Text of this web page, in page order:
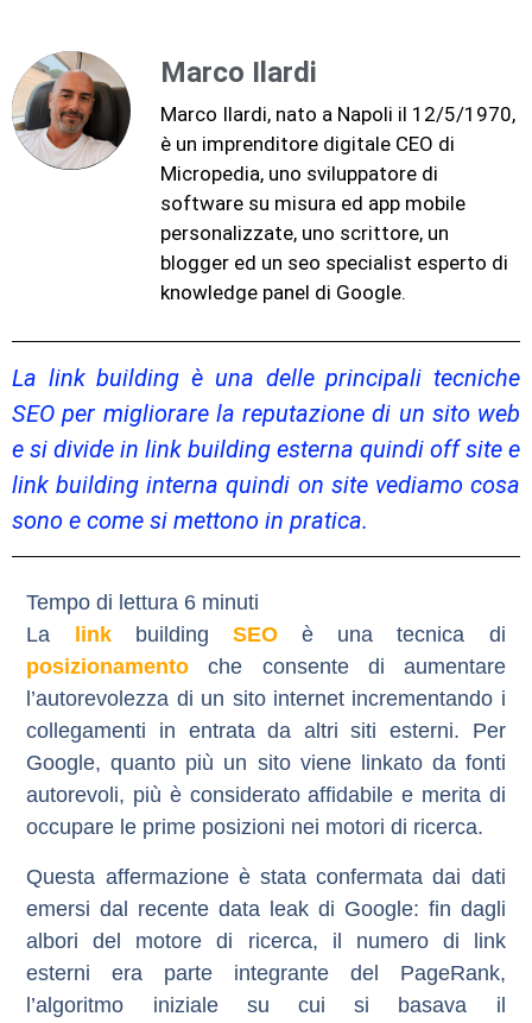
Marco Ilardi
Marco Ilardi, nato a Napoli il 12/5/1970,
è un imprenditore digitale CEO di
Micropedia, uno sviluppatore di
software su misura ed app mobile
personalizzate, uno scrittore, un
blogger ed un seo specialist esperto di
knowledge panel di Google.
La link building è una delle principali tecniche
SEO per migliorare la reputazione di un sito web
e si divide in link building esterna quindi off site e
link building interna quindi on site vediamo cosa
sono e come si mettono in pratica.
La linkbuilding SEOè una tecnica di
posizionamento che consente di aumentare
l’autorevolezza di un sito internet incrementando i
collegamenti in entrata da altri siti esterni. Per
Google, quanto più un sito viene linkato da fonti
autorevoli, più è considerato affidabile e merita di
occupare le prime posizioni nei motori di ricerca.
Questa affermazione è stata confermata dai dati
emersi dal recentedata leak di Google: fin dagli
albori del motore di ricerca, il numero di link
esterni era parte integrante del PageRank,
l’algoritmo iniziale su cui si basava il